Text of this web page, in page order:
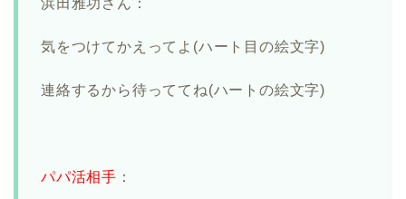
浜田雅功さん：
気をつけてかえってよ(ハート目の絵文字)
連絡するから待っててね(ハートの絵文字)
パパ活相手 ：